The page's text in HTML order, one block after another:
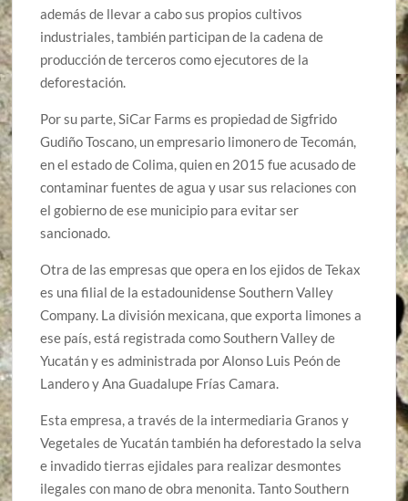
además de llevar a cabo sus propios cultivos
industriales, también participan de la cadena de
producción de terceros como ejecutores de la
deforestación.
Por su parte, SiCar Farms es propiedad de Sigfrido
Gudiño Toscano, un empresario limonero de Tecomán,
en el estado de Colima, quien en 2015 fue acusado de
contaminar fuentes de agua y usar sus relaciones con
el gobierno de ese municipio para evitar ser
sancionado.
Otra de las empresas que opera en los ejidos de Tekax
es una filial de la estadounidense Southern Valley
Company. La división mexicana, que exporta limones a
ese país, está registrada como Southern Valley de
Yucatán y es administrada por Alonso Luis Peón de
Landero y Ana Guadalupe Frías Camara.
Esta empresa, a través de la intermediaria Granos y
Vegetales de Yucatán también ha deforestado la selva
e invadido tierras ejidales para realizar desmontes
ilegales con mano de obra menonita. Tanto Southern